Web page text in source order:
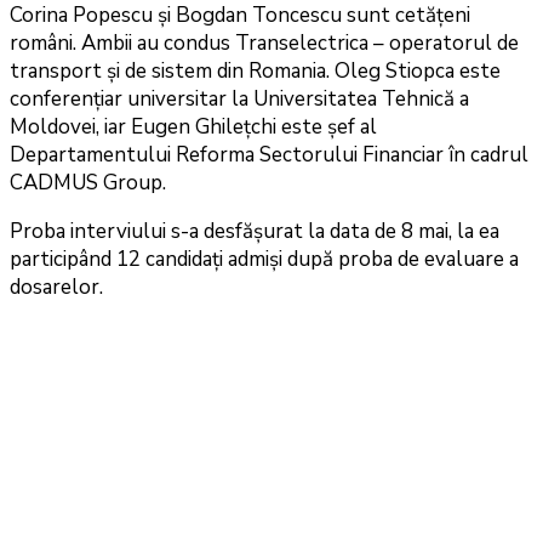
Corina Popescu și Bogdan Toncescu sunt cetățeni
români. Ambii au condus Transelectrica – operatorul de
transport și de sistem din Romania. Oleg Stiopca este
conferențiar universitar la Universitatea Tehnică a
Moldovei, iar Eugen Ghilețchi este șef al
Departamentului Reforma Sectorului Financiar în cadrul
CADMUS Group.
Proba interviului s-a desfășurat la data de 8 mai, la ea
participând 12 candidați admiși după proba de evaluare a
dosarelor.